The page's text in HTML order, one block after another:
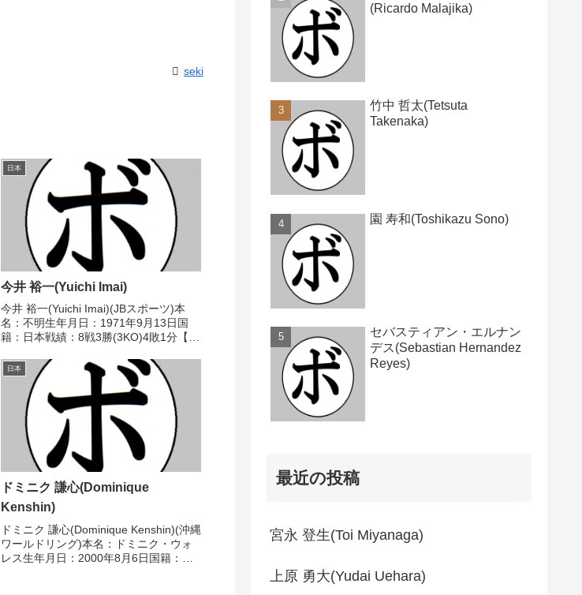
seki
日本
今井 裕一(Yuichi Imai)
今井 裕一(Yuichi Imai)(JBスポーツ)本
名：不明生年月日：1971年9月13日国
籍：日本戦績：8戦3勝(3KO)4敗1分【獲
○2RKO 土橋 和将(ドラゴン船
橋)1996/01/0...
日本
ドミニク 謙心(Dominique
Kenshin)
ドミニク 謙心(Dominique Kenshin)(沖縄
ワールドリング)本名：ドミニク・ウォ
レス生年月日：2000年8月6日国籍：米
(Ricardo Malajika)
竹中 哲太(Tetsuta
Takenaka)
園 寿和(Toshikazu Sono)
セバスティアン・エルナン
デス(Sebastian Hernandez
Reyes)
最近の投稿
宮永 登生(Toi Miyanaga)
上原 勇大(Yudai Uehara)